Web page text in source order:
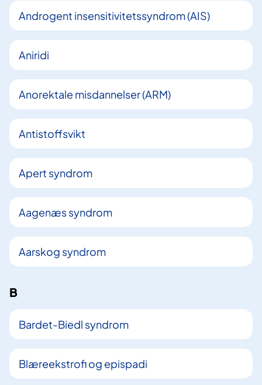
Androgent insensitivitetssyndrom (AIS)
Aniridi
Anorektale misdannelser (ARM)
Antistoffsvikt
Apert syndrom
Aagenæs syndrom
Aarskog syndrom
B
Bardet-Biedl syndrom
Blæreekstrofi og epispadi